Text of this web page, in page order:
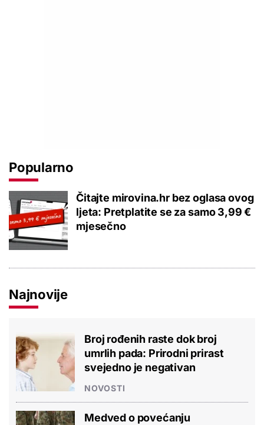
Popularno
Čitajte mirovina.hr bez oglasa ovog
ljeta: Pretplatite se za samo 3,99 €
mjesečno
Najnovije
Broj rođenih raste dok broj
umrlih pada: Prirodni prirast
svejedno je negativan
NOVOSTI
Medved o povećanju